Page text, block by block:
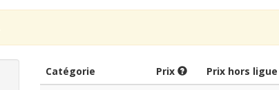
Catégorie Prix Prix hors ligue